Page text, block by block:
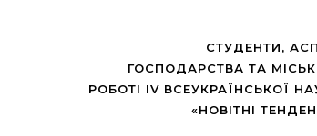
СТУДЕНТИ,
ГОСПОДАРСТВА ТА
РОБОТІ IV ВСЕУКРАЇНСЬКОЇ
«НОВІТНІ